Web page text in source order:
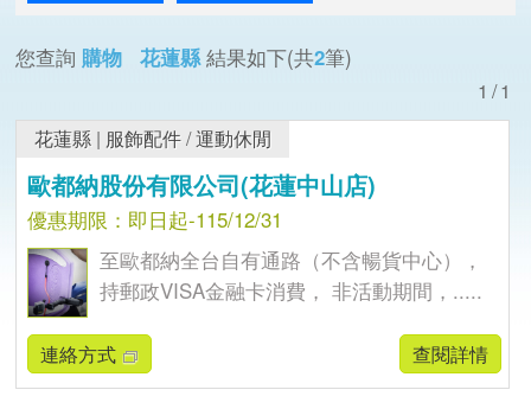
您查詢 購物 花蓮縣 結果如下(共2筆)
1/1
花蓮縣 | 服飾配件/運動休閒
歐都納股份有限公司(花蓮中山店)
優惠期限：即日起-115/12/31
至歐都納全台自有通路（不含暢貨中心），
持郵政VISA金融卡消費， 非活動期間，.....
連絡方式 查閱詳情